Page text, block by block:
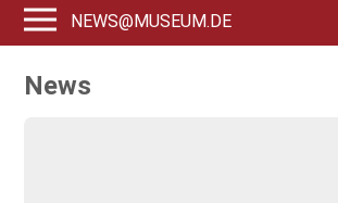
NEWS@MUSEUM.DE
News